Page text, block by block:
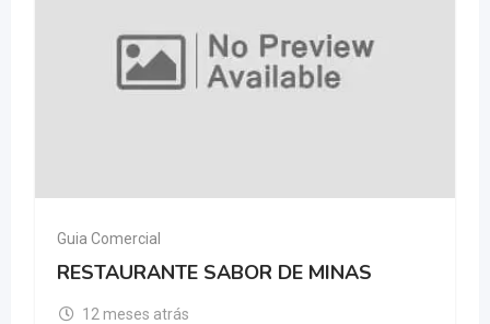
Guia Comercial
RESTAURANTE SABOR DE MINAS
12 meses atrás